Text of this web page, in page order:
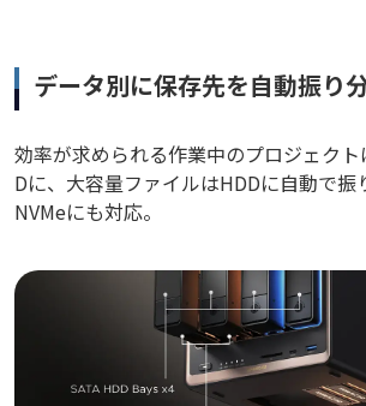
データ別に保存先を自動振り
効率が求められる作業中のプロジェクト
Dに、大容量ファイルはHDDに自動で振
NVMeにも対応。